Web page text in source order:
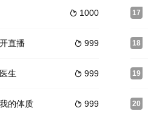
 1000
 999
直播
 999
生
 999
的体质
17
18
19
20